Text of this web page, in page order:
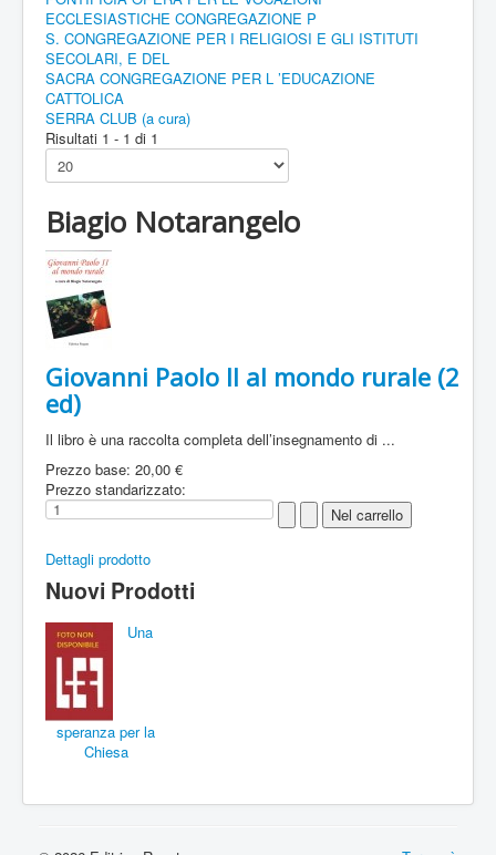
ECCLESIASTICHE CONGREGAZIONE P
S. CONGREGAZIONE PER I RELIGIOSI E GLI ISTITUTI
SECOLARI, E DEL
SACRA CONGREGAZIONE PER L ’EDUCAZIONE
CATTOLICA
SERRA CLUB (a cura)
Risultati 1 - 1 di 1
Biagio Notarangelo
Giovanni Paolo II al mondo rurale (2
ed)
Il libro è una raccolta completa dell’insegnamento di ...
Prezzo base: 20,00 €
Prezzo standarizzato:
Dettagli prodotto
Nuovi Prodotti
Una
speranza per la
Chiesa